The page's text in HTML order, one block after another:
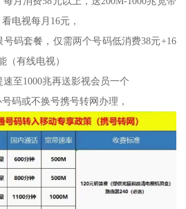
电视每月16元，
码套餐，仅需两个号码低消费38元+16
（有线电视）
速至1000兆再送影视会员一个
码或不换号携号转网办理，